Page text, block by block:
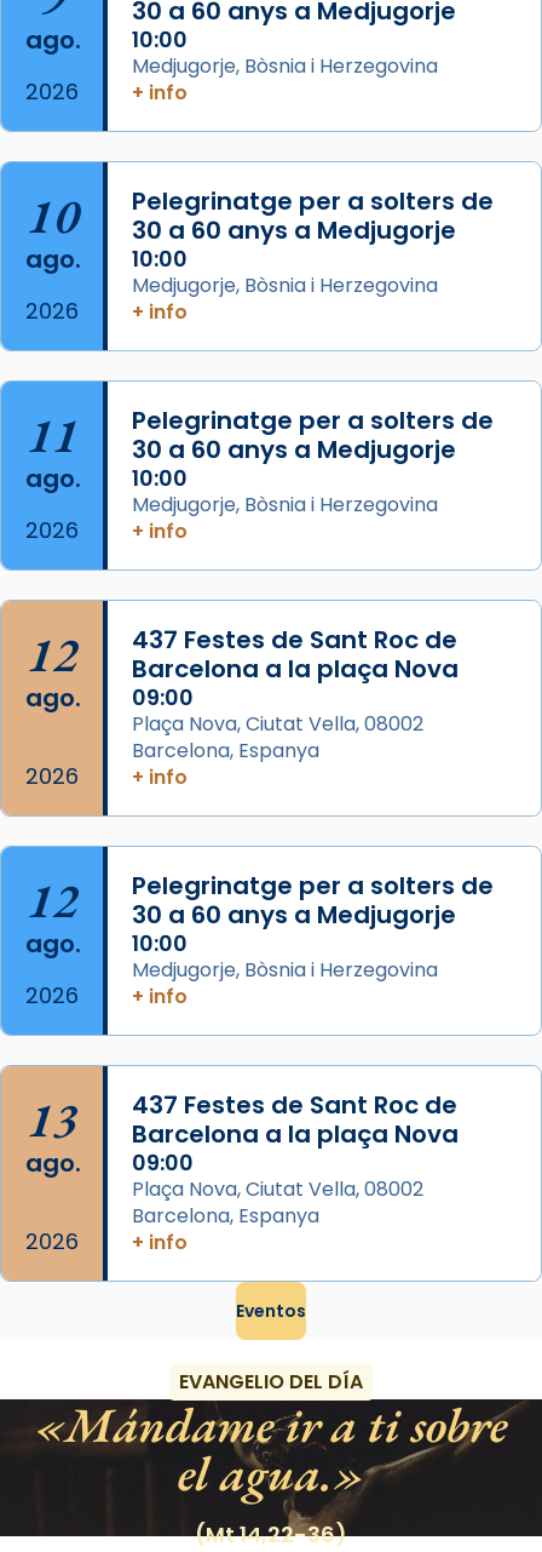
2 weeks ago
Aquest dilluns, 27 de juliol, ha tingut lloc la
missa d’acció de gràcies en agraïment al
comitè organitzador de la visita apostòlica
del Sant Pare Lleó XIV a Barcelona, i als
col·laboradors, a la Catedral de Barcelona.
L’arquebisbe de Barcelona, el cardenal Joan
Josep Omella, ha presidit la missa i l’ha
concelebrat el bisbe auxiliar de Barcelona,
Mons. David Abadías.
📸 Dr. G. Simón
Foto
View on Facebook · Share
Arquebisbat de Barcelona
2 weeks ago
Acompanyant la història de sant Cugat, a
partir de l’Edat Mitjana sorgeix la tradició
que les santes Juliana (“relatiu a Júlia”) i
Semproniana (“relatiu a Semprònia =
eterna”) són deixebles seves. I l’any 1667, el
frare Joan Gaspar Roig, afirma en una obra
que les santes són filles de l’antiga Iluro.
Mataró en reivindicarà les relíq
Foto
View on Facebook ·
ago.
2026
30 a 60 anys a Medjugorje
10:00
Medjugorje, Bòsnia i Herzegovina
+ info
10
ago.
2026
Pelegrinatge per a solters de
30 a 60 anys a Medjugorje
10:00
Medjugorje, Bòsnia i Herzegovina
+ info
11
ago.
2026
Pelegrinatge per a solters de
30 a 60 anys a Medjugorje
10:00
Medjugorje, Bòsnia i Herzegovina
+ info
12
ago.
2026
437 Festes de Sant Roc de
Barcelona a la plaça Nova
09:00
Plaça Nova, Ciutat Vella, 08002
Barcelona, Espanya
+ info
12
ago.
2026
Pelegrinatge per a solters de
30 a 60 anys a Medjugorje
10:00
Medjugorje, Bòsnia i Herzegovina
+ info
13
ago.
2026
437 Festes de Sant Roc de
Barcelona a la plaça Nova
09:00
Plaça Nova, Ciutat Vella, 08002
Barcelona, Espanya
+ info
Eventos
EVANGELIO DEL DÍA
Mándame ir a ti sobre
el agua.
(Mt 14,22-36)